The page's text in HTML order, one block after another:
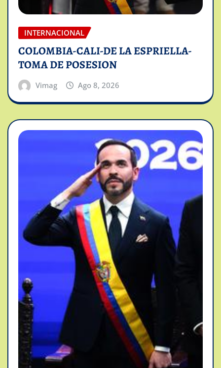
INTERNACIONAL
COLOMBIA-CALI-DE LA ESPRIELLA-
TOMA DE POSESION
Vimag Ago 8, 2026